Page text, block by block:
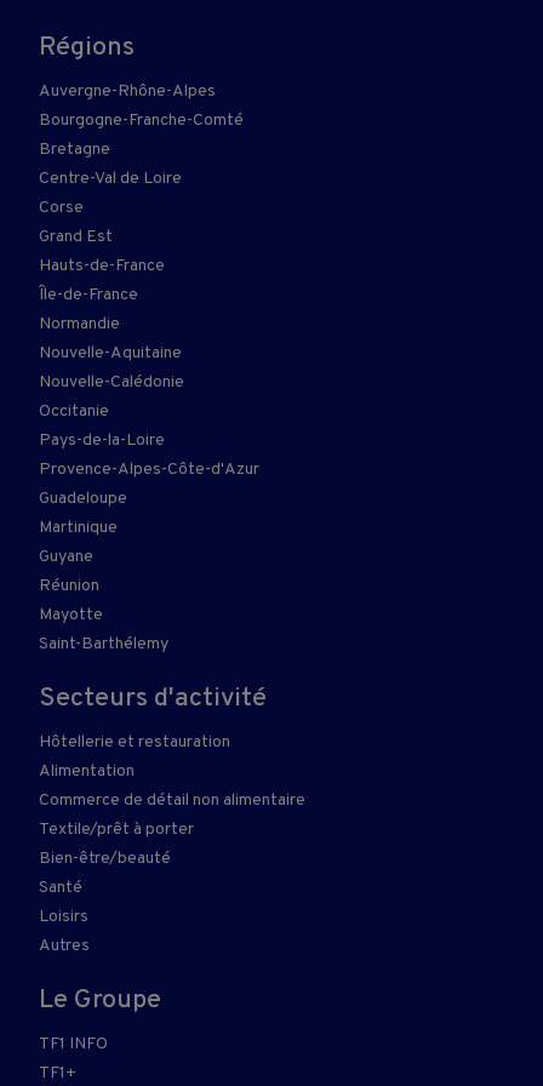
Régions
Auvergne-Rhône-Alpes
Bourgogne-Franche-Comté
Bretagne
Centre-Val de Loire
Corse
Grand Est
Hauts-de-France
Île-de-France
Normandie
Nouvelle-Aquitaine
Nouvelle-Calédonie
Occitanie
Pays-de-la-Loire
Provence-Alpes-Côte-d'Azur
Guadeloupe
Martinique
Guyane
Réunion
Mayotte
Saint-Barthélemy
Secteurs d'activité
Hôtellerie et restauration
Alimentation
Commerce de détail non alimentaire
Textile/prêt à porter
Bien-être/beauté
Santé
Loisirs
Autres
Le Groupe
TF1 INFO
TF1+